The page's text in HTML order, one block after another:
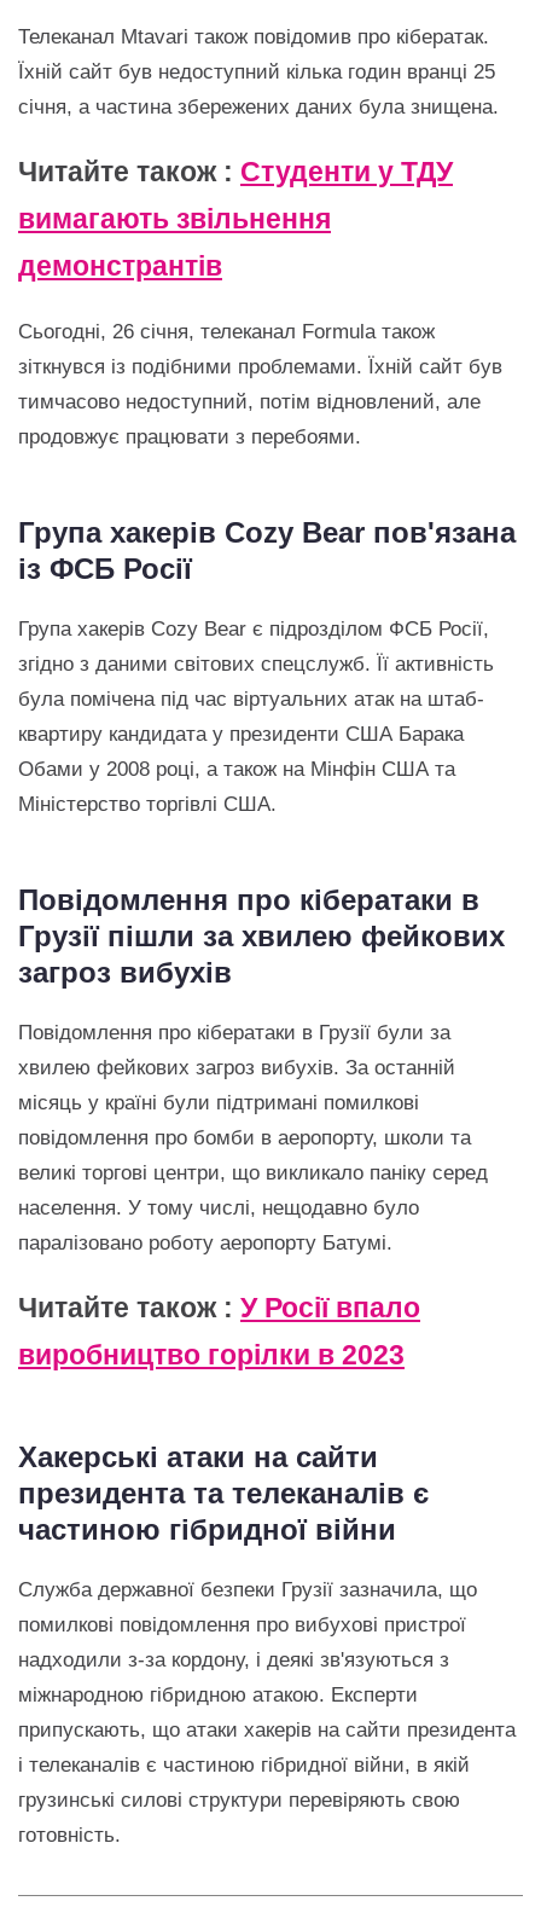
Телеканал Mtavari також повідомив про кібератак.
Їхній сайт був недоступний кілька годин вранці 25
січня, а частина збережених даних була знищена.
Читайте також : Студенти у ТДУ
вимагають звільнення
демонстрантів
Сьогодні, 26 січня, телеканал Formula також
зіткнувся із подібними проблемами. Їхній сайт був
тимчасово недоступний, потім відновлений, але
продовжує працювати з перебоями.
Група хакерів Cozy Bear пов'язана
із ФСБ Росії
Група хакерів Cozy Bear є підрозділом ФСБ Росії,
згідно з даними світових спецслужб. Її активність
була помічена під час віртуальних атак на штаб-
квартиру кандидата у президенти США Барака
Обами у 2008 році, а також на Мінфін США та
Міністерство торгівлі США.
Повідомлення про кібератаки в
Грузії пішли за хвилею фейкових
загроз вибухів
Повідомлення про кібератаки в Грузії були за
хвилею фейкових загроз вибухів. За останній
місяць у країні були підтримані помилкові
повідомлення про бомби в аеропорту, школи та
великі торгові центри, що викликало паніку серед
населення. У тому числі, нещодавно було
паралізовано роботу аеропорту Батумі.
Читайте також : У Росії впало
виробництво горілки в 2023
Хакерські атаки на сайти
президента та телеканалів є
частиною гібридної війни
Служба державної безпеки Грузії зазначила, що
помилкові повідомлення про вибухові пристрої
надходили з-за кордону, і деякі зв'язуються з
міжнародною гібридною атакою. Експерти
припускають, що атаки хакерів на сайти президента
і телеканалів є частиною гібридної війни, в якій
грузинські силові структури перевіряють свою
готовність.